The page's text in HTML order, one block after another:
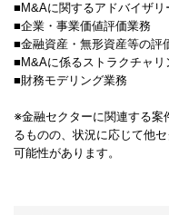
■M&Aに関するアドバイザリ
■企業・事業価値評価業務
■金融資産・無形資産等の評
■M&Aに係るストラクチャリ
■財務モデリング業務
※金融セクターに関連する案
るものの、状況に応じて他
可能性があります。